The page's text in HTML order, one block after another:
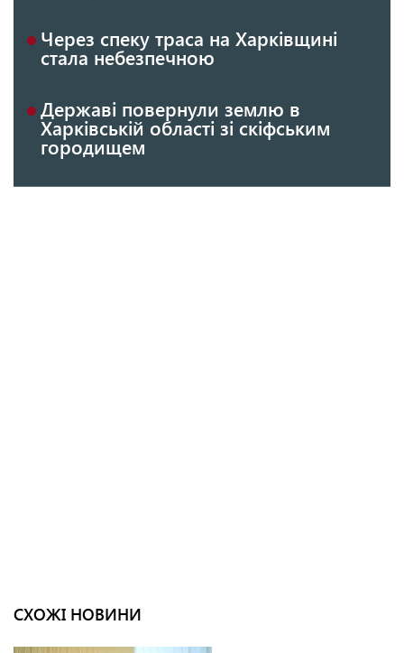
Через спеку траса на Харківщині
стала небезпечною
Державі повернули землю в
Харківській області зі скіфським
городищем
СХОЖІ НОВИНИ